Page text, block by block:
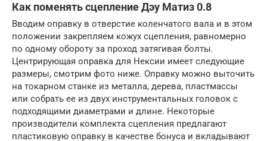
Как поменять сцепление Дэу Матиз 0.8
Вводим оправку в отверстие коленчатого вала и в этом
положении закрепляем кожух сцепления, равномерно
по одному обороту за проход затягивая болты.
Центрирующая оправка для Нексии имеет следующие
размеры, смотрим фото ниже. Оправку можно выточить
на токарном станке из металла, дерева, пластмассы
или собрать ее из двух инструментальных головок с
подходящими диаметрами и длине. Некоторые
производители комплекта сцепления предлагают
пластиковую оправку в качестве бонуса и вкладывают